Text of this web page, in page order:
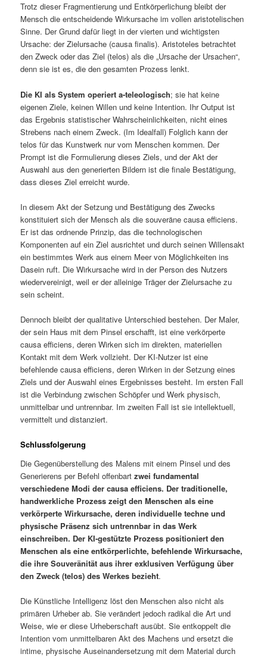
Trotz dieser Fragmentierung und Entkörperlichung bleibt der
Mensch die entscheidende Wirkursache im vollen aristotelischen
Sinne. Der Grund dafür liegt in der vierten und wichtigsten
Ursache: der Zielursache (causa finalis). Aristoteles betrachtet
den Zweck oder das Ziel (telos) als die „Ursache der Ursachen“,
denn sie ist es, die den gesamten Prozess lenkt.
Die KI als System operiert a-teleologisch; sie hat keine
eigenen Ziele, keinen Willen und keine Intention. Ihr Output ist
das Ergebnis statistischer Wahrscheinlichkeiten, nicht eines
Strebens nach einem Zweck. (Im Idealfall) Folglich kann der
telos für das Kunstwerk nur vom Menschen kommen. Der
Prompt ist die Formulierung dieses Ziels, und der Akt der
Auswahl aus den generierten Bildern ist die finale Bestätigung,
dass dieses Ziel erreicht wurde.
In diesem Akt der Setzung und Bestätigung des Zwecks
konstituiert sich der Mensch als die souveräne causa efficiens.
Er ist das ordnende Prinzip, das die technologischen
Komponenten auf ein Ziel ausrichtet und durch seinen Willensakt
ein bestimmtes Werk aus einem Meer von Möglichkeiten ins
Dasein ruft. Die Wirkursache wird in der Person des Nutzers
wiedervereinigt, weil er der alleinige Träger der Zielursache zu
sein scheint.
Dennoch bleibt der qualitative Unterschied bestehen. Der Maler,
der sein Haus mit dem Pinsel erschafft, ist eine verkörperte
causa efficiens, deren Wirken sich im direkten, materiellen
Kontakt mit dem Werk vollzieht. Der KI-Nutzer ist eine
befehlende causa efficiens, deren Wirken in der Setzung eines
Ziels und der Auswahl eines Ergebnisses besteht. Im ersten Fall
ist die Verbindung zwischen Schöpfer und Werk physisch,
unmittelbar und untrennbar. Im zweiten Fall ist sie intellektuell,
vermittelt und distanziert.
Schlussfolgerung
Die Gegenüberstellung des Malens mit einem Pinsel und des
Generierens per Befehl offenbartzwei fundamental
verschiedene Modi der causa efficiens. Der traditionelle,
handwerkliche Prozess zeigt den Menschen als eine
verkörperte Wirkursache, deren individuelle techne und
physische Präsenz sich untrennbar in das Werk
einschreiben. Der KI-gestützte Prozess positioniert den
Menschen als eine entkörperlichte, befehlende Wirkursache,
die ihre Souveränität aus ihrer exklusiven Verfügung über
den Zweck (telos) des Werkes bezieht.
Die Künstliche Intelligenz löst den Menschen also nicht als
primären Urheber ab. Sie verändert jedoch radikal die Art und
Weise, wie er diese Urheberschaft ausübt. Sie entkoppelt die
Intention vom unmittelbaren Akt des Machens und ersetzt die
intime, physische Auseinandersetzung mit dem Material durch